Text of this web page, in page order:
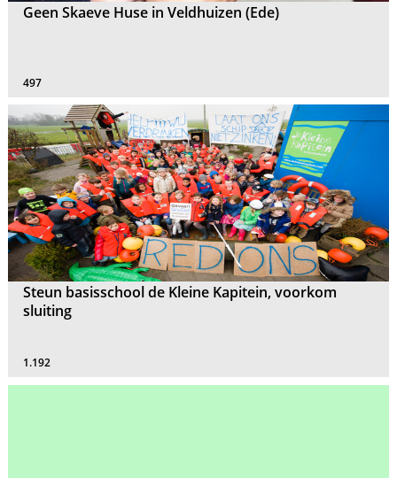
Geen Skaeve Huse in Veldhuizen (Ede)
497
Steun basisschool de Kleine Kapitein, voorkom
sluiting
1.192